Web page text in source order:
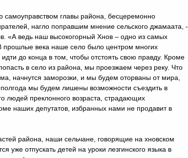
самоуправством главы района, бесцеремонно
нагло поправшим мнение сельского джамаата, -
«А ведь наш высокогорный Хнов – одно из самых
прошлые века наше село было центром многих
до конца в том, чтобы отстоять свою правду. Кроме
в село из района, мы проезжаем через реку. Что
начнутся заморозки, и мы будем оторваны от мира,
мы будем лишены возможности съездить в
людей преклонного возраста, страдающих
наших депутатов, избранных нами не продавит в
района, наши сельчане, говорящие на хновском
уже отпускать детей на уроки лезгинского языка в